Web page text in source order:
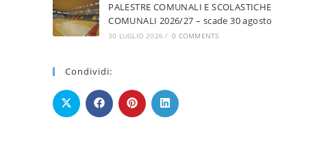
PALESTRE COMUNALI E SCOLASTICHE
COMUNALI 2026/27 – scade 30 agosto
30 LUGLIO 2026 / 0 COMMENTS
Condividi: